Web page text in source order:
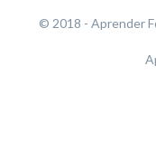
© 2018 - Aprender